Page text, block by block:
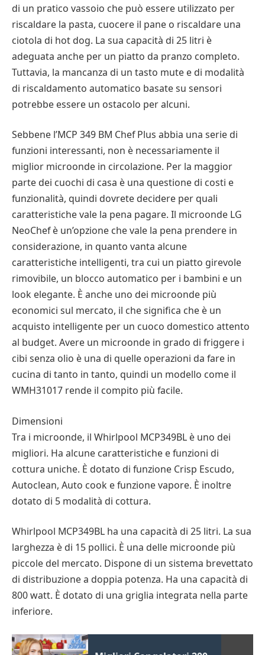
di un pratico vassoio che può essere utilizzato per
riscaldare la pasta, cuocere il pane o riscaldare una
ciotola di hot dog. La sua capacità di 25 litri è
adeguata anche per un piatto da pranzo completo.
Tuttavia, la mancanza di un tasto mute e di modalità
di riscaldamento automatico basate su sensori
potrebbe essere un ostacolo per alcuni.
Sebbene l’MCP 349 BM Chef Plus abbia una serie di
funzioni interessanti, non è necessariamente il
miglior microonde in circolazione. Per la maggior
parte dei cuochi di casa è una questione di costi e
funzionalità, quindi dovrete decidere per quali
caratteristiche vale la pena pagare. Il microonde LG
NeoChef è un’opzione che vale la pena prendere in
considerazione, in quanto vanta alcune
caratteristiche intelligenti, tra cui un piatto girevole
rimovibile, un blocco automatico per i bambini e un
look elegante. È anche uno dei microonde più
economici sul mercato, il che significa che è un
acquisto intelligente per un cuoco domestico attento
al budget. Avere un microonde in grado di friggere i
cibi senza olio è una di quelle operazioni da fare in
cucina di tanto in tanto, quindi un modello come il
WMH31017 rende il compito più facile.
Dimensioni
Tra i microonde, il Whirlpool MCP349BL è uno dei
migliori. Ha alcune caratteristiche e funzioni di
cottura uniche. È dotato di funzione Crisp Escudo,
Autoclean, Auto cook e funzione vapore. È inoltre
dotato di 5 modalità di cottura.
Whirlpool MCP349BL ha una capacità di 25 litri. La sua
larghezza è di 15 pollici. È una delle microonde più
piccole del mercato. Dispone di un sistema brevettato
di distribuzione a doppia potenza. Ha una capacità di
800 watt. È dotato di una griglia integrata nella parte
inferiore.